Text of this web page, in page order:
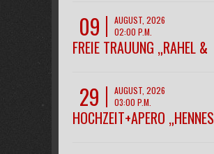
09
AUGUST, 2026
02:00 P.M.
FREIE TRAUUNG „RAHEL &
29
AUGUST, 2026
03:00 P.M.
HOCHZEIT+APERO „HENNES